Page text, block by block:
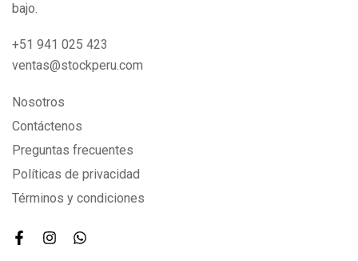
bajo.
+51 941 025 423
ventas@stockperu.com
Nosotros
Contáctenos
Preguntas frecuentes
Políticas de privacidad
Términos y condiciones